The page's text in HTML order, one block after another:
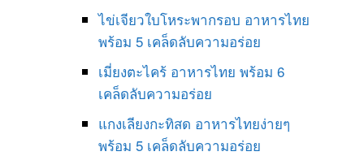
ไข่เจียวใบโหระพากรอบ อาหารไทย
พร้อม 5 เคล็ดลับความอร่อย
เมี่ยงตะไคร้ อาหารไทย พร้อม 6
เคล็ดลับความอร่อย
แกงเลียงกะทิสด อาหารไทยง่ายๆ
พร้อม 5 เคล็ดลับความอร่อย